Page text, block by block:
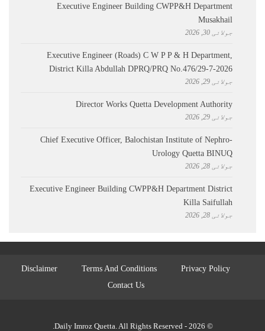
Executive Engineer Building CWPP&H Department
Musakhail
جولائی 30, 2026
Executive Engineer (Roads) C W P P & H Department,
District Killa Abdullah ​DPRQ/PRQ No.476/29-7-2026
جولائی 29, 2026
Director Works Quetta Development Authority
جولائی 29, 2026
Chief Executive Officer, Balochistan Institute of Nephro-
Urology Quetta BINUQ
جولائی 28, 2026
Executive Engineer Building CWPP&H Department District
Killa Saifullah
جولائی 28, 2026
Privacy Policy
Terms And Conditions
Disclaimer
Contact Us
© 2026 - Daily Imroz Quetta. All Rights Reserved.